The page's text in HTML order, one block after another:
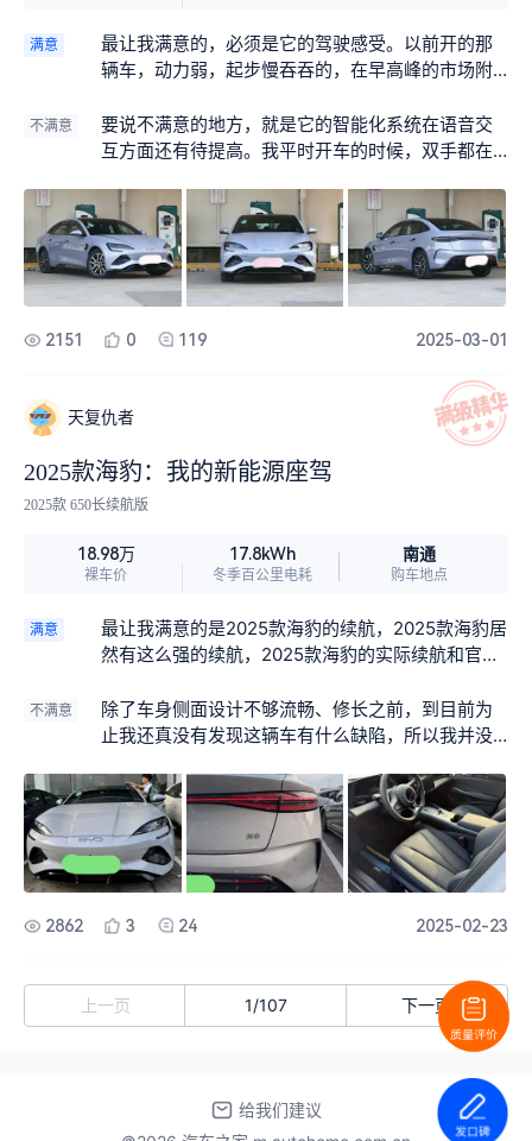
满意
最让我满意的，必须是它的驾驶感受。以前开的那
辆车，动力弱，起步慢吞吞的，在早高峰的市场附
叭。但海豹就不一样了，起步特别轻松，一脚电门
下去，那种推背感，瞬间就能把我送到车流前面。
不满意
要说不满意的地方，就是它的智能化系统在语音交
互方面还有待提高。我平时开车的时候，双手都在
开导航或者播放音乐。但这车上的语音助手，有时
候识别不太准确，我得重复说好几遍，它才能理解
我的意思，这在一定程度上影响了使用的便利性。
2151 0 119 2025-03-01
天复仇者
2025款海豹：我的新能源座驾
2025款 650长续航版
18.98万
裸车价
17.8kWh
冬季百公里电耗
南通
购车地点
满意
最让我满意的是2025款海豹的续航，2025款海豹居
然有这么强的续航，2025款海豹的实际续航和官方
款海豹的续航还不错，动力也很好，开车时在路上
超车是很容易的，实在是太贴心了，总的来说，我
格已经接近底价了，所以就订了车，因为折扣是真
金白银，反正我买了这辆车，因为我觉得比亚迪品
牌还可以，物有所值。
不满意
除了车身侧面设计不够流畅、修长之前，到目前为
止我还真没有发现这辆车有什么缺陷，所以我并没
2862 3 24 2025-02-23
上一页 1/107 下一页
给我们建议